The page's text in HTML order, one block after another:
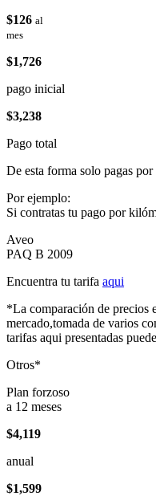
$126 al
mes
$1,726
pago inicial
$3,238
Pago total
De esta forma solo pagas
Por ejemplo:
Si contratas tu pago por
Aveo
PAQ B 2009
Encuentra tu tarifa aqui
*La comparación de precios
mercado,tomada de varios
tarifas aqui presentadas
Otros*
Plan forzoso
a 12 meses
$4,119
anual
$1,599